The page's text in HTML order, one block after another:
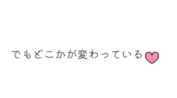
でもどこかが変わっている